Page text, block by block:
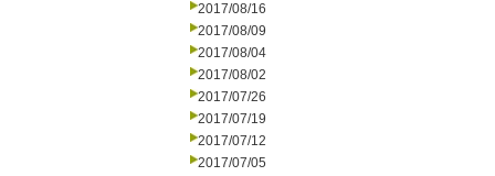
2017/08/16
2017/08/09
2017/08/04
2017/08/02
2017/07/26
2017/07/19
2017/07/12
2017/07/05